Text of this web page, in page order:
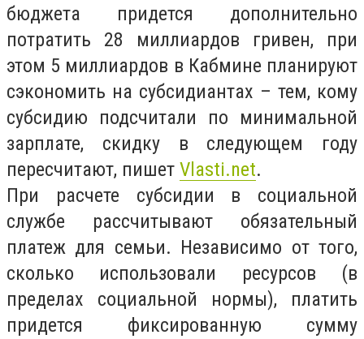
бюджета придется дополнительно
потратить 28 миллиардов гривен, при
этом 5 миллиардов в Кабмине планируют
сэкономить на субсидиантах – тем, кому
субсидию подсчитали по минимальной
зарплате, скидку в следующем году
пересчитают, пишет Vlasti.net.
При расчете субсидии в социальной
службе рассчитывают обязательный
платеж для семьи. Независимо от того,
сколько использовали ресурсов (в
пределах социальной нормы), платить
придется фиксированную сумму